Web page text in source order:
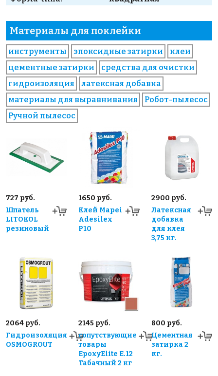
Материалы для поклейки
инструменты эпоксидные затирки
клеи
цементные затирки
средства для очистки
гидроизоляция
латексная добавка
материалы для выравнивания
Робот-пылесос
Ручной пылесос
727 руб.
Шпатель
LITOKOL
резиновый
1650 руб.
Клей Mapei
Adesilex
P10
2900 руб.
Латексная
добавка
для клея
3,75 кг.
2064 руб.
Гидроизоляция
OSMOGROUT
2145 руб.
сопутствующие
товары
EpoxyElite E.12
Табачный 2 кг
800 руб.
Цементная
затирка 2
кг.